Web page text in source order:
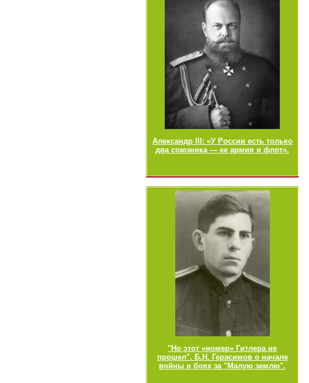
Александр III: «У России есть только
два союзника — ее армия и флот».
"Но этот «номер» Гитлера не
прошел". Б.Н. Герасимов о начале
войны и боях за "Малую землю".